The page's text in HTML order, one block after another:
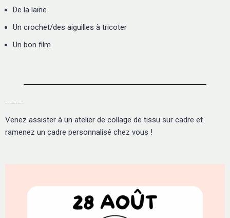
De la laine
Un crochet/des aiguilles à tricoter
Un bon film
Venez assister à un atelier de collage de tissu sur cadre et
ramenez un cadre personnalisé chez vous !